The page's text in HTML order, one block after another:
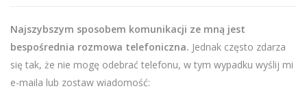
Najszybszym sposobem komunikacji ze mną jest
bespośrednia rozmowa telefoniczna. Jednak często zdarza
się tak, że nie mogę odebrać telefonu, w tym wypadku wyślij mi
e-maila lub zostaw wiadomość: